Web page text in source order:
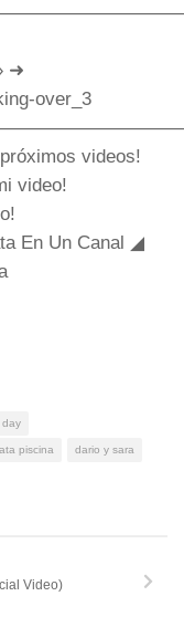
➜
over_3
videos!
video!
En Un Canal ◢
day
piscina dario y sara
Video)